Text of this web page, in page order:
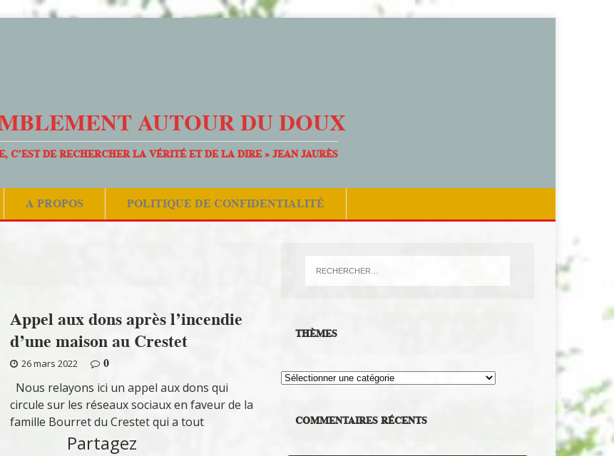
AUTOUR DU DOUX
C’EST DE RECHERCHER LA VÉRITÉ ET DE LA DIRE » JEAN JAURÈS
A PROPOS POLITIQUE DE CONFIDENTIALITÉ
Appel aux dons après l’incendie
d’une maison au Crestet
26 mars 2022
0
Nous relayons ici un appel aux dons qui
circule sur les réseaux sociaux en faveur de la
famille Bourret du Crestet qui a tout
Partagez
THÈMES
Thèmes
COMMENTAIRES RÉCENTS